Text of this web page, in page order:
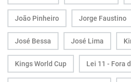
João Pinheiro Jorge Faustino
José Bessa José Lima
Kings World Cup Lei 11 - Fora